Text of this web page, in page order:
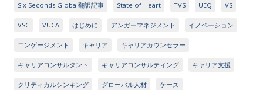
Six Seconds Global翻訳記事 State of Heart TVS UEQ VS
VSC VUCA はじめに アンガーマネジメント イノベーション
エンゲージメント キャリア キャリアカウンセラー
キャリアコンサルタント キャリアコンサルティング キャリア支援
クリティカルシンキング グローバル人材 ケース